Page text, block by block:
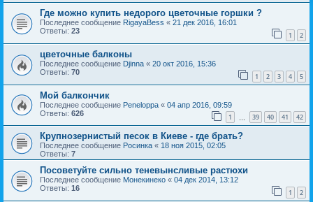
Где можно купить недорого цветочные горшки ?
Последнее сообщение RigayaBess « 21 дек 2016, 16:01
Ответы: 23 1 2
цветочные балконы
Последнее сообщение Djinna « 20 окт 2016, 15:36
Ответы: 70 1 2 3 4 5
Мой балкончик
Последнее сообщение Peneloppa « 04 апр 2016, 09:59
Ответы: 626 1 39 40 41 42
Крупнозернистый песок в Киеве - где брать?
Последнее сообщение Росинка « 18 ноя 2015, 02:05
Ответы: 7
Посоветуйте сильно теневынсливые растюхи
Последнее сообщение Монекинеко « 04 дек 2014, 13:12
Ответы: 16 1 2